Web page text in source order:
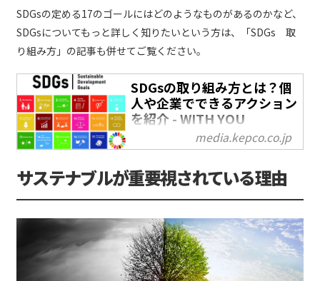
SDGsの定める17のゴールにはどのようなものがあるのかなど、
SDGsについてもっと詳しく知りたいという方は、「SDGs 取
り組み方」の記事も併せてご覧ください。
SDGsの取り組み方とは？個
人や企業でできるアクション
を紹介 - WITH YOU
ここ数年で耳にする機会が増え
の活動だけでなく、学校教育に
も取り入れられるほどポピュラ
や、子どもから大人まで幅広く
知られる目標になったといえる
でしょう。
media.kepco.co.jp
サステナブルが重要視されている理由